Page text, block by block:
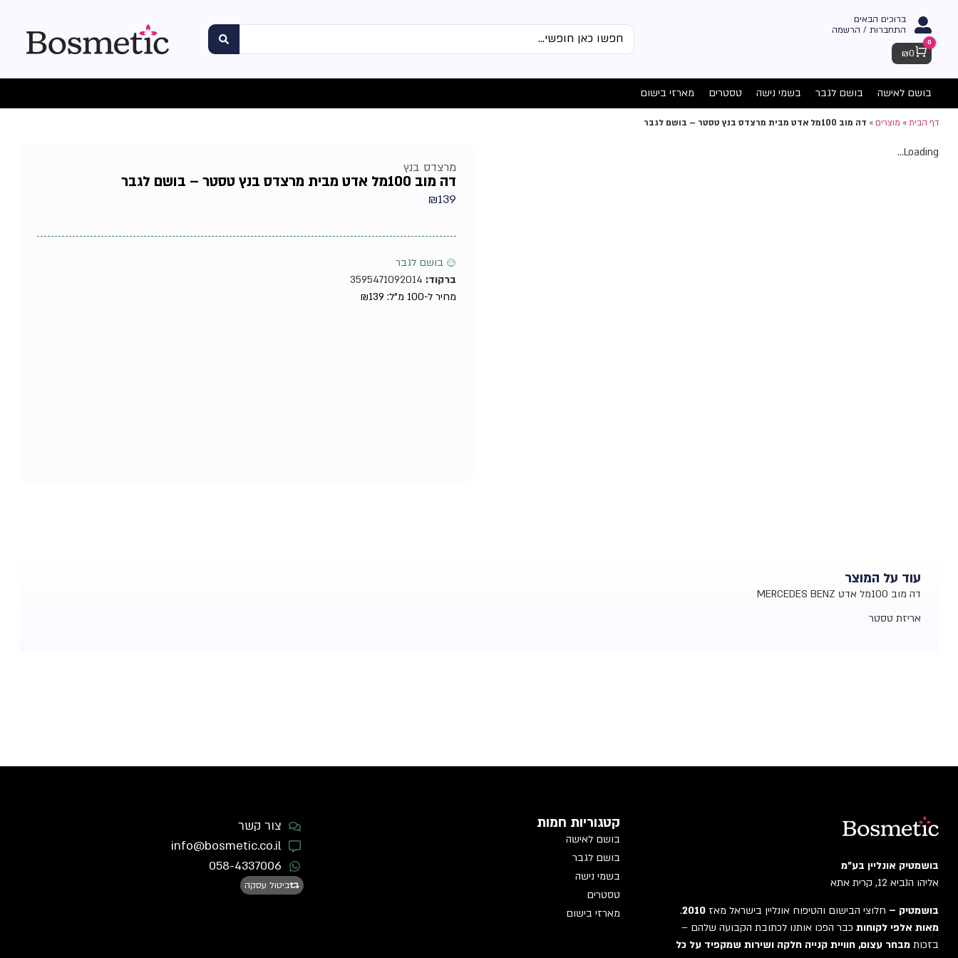
ברוכים הבאים
התחברות / הרשמה
Cart
0
₪0
בושם לאישה בושם לגבר בשמי נישה טסטרים מארזי בישום
דף הבית» מוצרים» דה מוב 100מל אדט מבית מרצדס בנץ טסטר – בושם לגבר
Loading...
מרצדס בנץ
דה מוב 100מל אדט מבית מרצדס בנץ טסטר – בושם לגבר
₪139
♂ בושם לגבר
ברקוד:
מחיר ל-100 מ"ל:
₪139
עוד על המוצר
דה מוב 100מל אדט MERCEDES BENZ
אריזת טסטר
בושמטיק אונליין בע"מ
אליהו הנביא 12, קרית אתא
בושמטיק – חלוצי הבישום והטיפוח אונליין בישראל מאז 2010
.
מאות אלפי לקוחות כבר הפכו אותנו לכתובת הקבועה שלהם –
בזכות מבחר עצום, חוויית קנייה חלקה ושירות שמקפיד על כל
קטגוריות חמות
בושם לאישה
בושם לגבר
בשמי נישה
טסטרים
מארזי בישום
צור קשר
info@bosmetic.co.il
058-4337006
ביטול עסקה